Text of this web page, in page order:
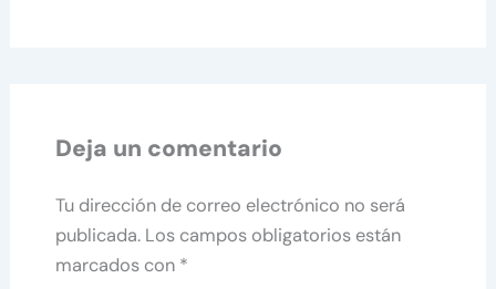
Deja un comentario
Tu dirección de correo electrónico no será
publicada. Los campos obligatorios están
marcados con *